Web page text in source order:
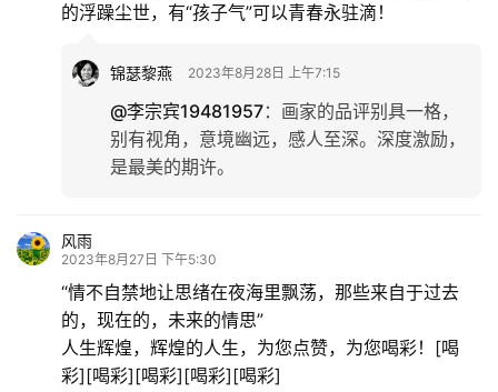
的浮躁尘世，有“孩子气”可以青春永驻滴！
锦瑟黎燕 2023年8月28日 上午7:15
@李宗宾19481957： 画家的品评别具一格，
别有视角，意境幽远，感人至深。深度激励，
是最美的期许。
风雨
2023年8月27日 下午5:30
“情不自禁地让思绪在夜海里飘荡，那些来自于过去
的，现在的，未来的情思”
人生辉煌，辉煌的人生，为您点赞，为您喝彩！[喝
彩][喝彩][喝彩][喝彩][喝彩]